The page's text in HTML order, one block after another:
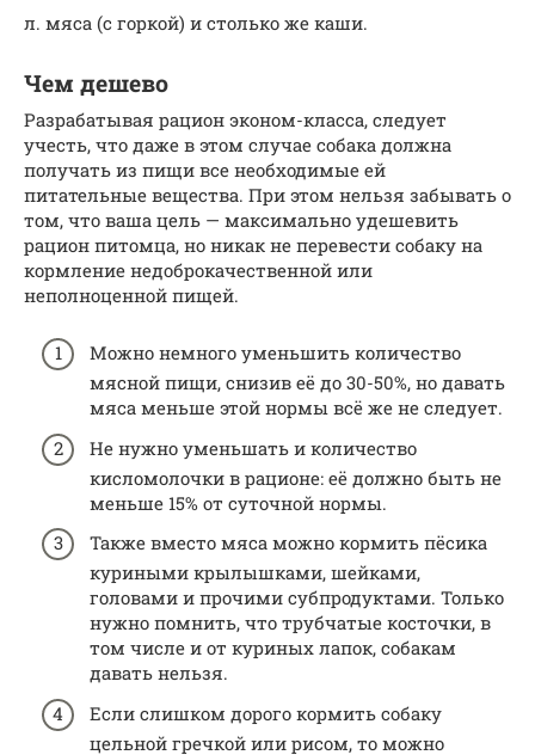
л. мяса (с горкой) и столько же каши.
Чем дешево
Разрабатывая рацион эконом-класса, следует
учесть, что даже в этом случае собака должна
получать из пищи все необходимые ей
питательные вещества. При этом нельзя забывать о
том, что ваша цель — максимально удешевить
рацион питомца, но никак не перевести собаку на
кормление недоброкачественной или
неполноценной пищей.
Можно немного уменьшить количество
мясной пищи, снизив её до 30-50%, но давать
мяса меньше этой нормы всё же не следует.
Не нужно уменьшать и количество
кисломолочки в рационе: её должно быть не
меньше 15% от суточной нормы.
Также вместо мяса можно кормить пёсика
куриными крылышками, шейками,
головами и прочими субпродуктами. Только
нужно помнить, что трубчатые косточки, в
том числе и от куриных лапок, собакам
давать нельзя.
Если слишком дорого кормить собаку
цельной гречкой или рисом, то можно